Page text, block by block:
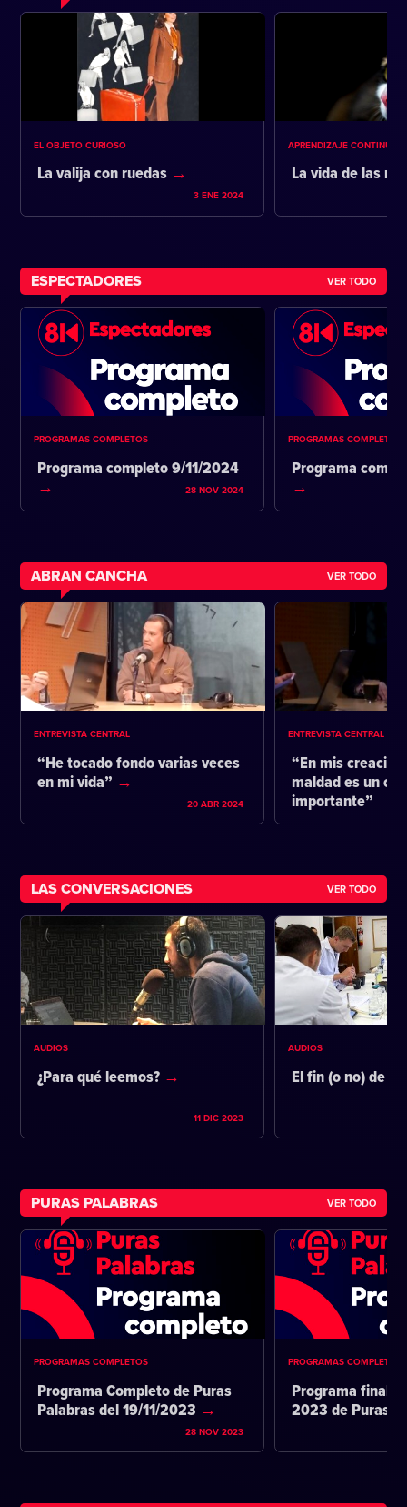
EL OBJETO CURIOSO
La valija con ruedas
3 ENE 2024
APRENDIZAJE CONTINUO
La vida de las
ESPECTADORES VER TODO
PROGRAMAS COMPLETOS
Programa completo 9/11/2024
28 NOV 2024
PROGRAMAS COMPLETOS
Programa
ABRAN CANCHA VER TODO
ENTREVISTA CENTRAL
“He tocado fondo varias veces
en mi vida”
20 ABR 2024
ENTREVISTA CENTRAL
“En mis
maldad es un
importante”
LAS CONVERSACIONES VER TODO
AUDIOS
¿Para qué leemos?
11 DIC 2023
AUDIOS
El fin (o no) de
PURAS PALABRAS VER TODO
PROGRAMAS COMPLETOS
Programa Completo de Puras
Palabras del 19/11/2023
28 NOV 2023
PROGRAMAS COMPLETOS
Programa final
2023 de Puras